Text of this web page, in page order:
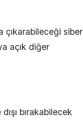
çıkarabileceği siber
açık diğer
bırakabilecek